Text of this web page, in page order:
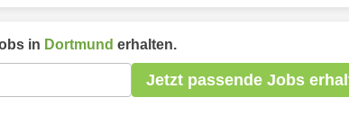
in Dortmund erhalten.
Jetzt passende Jobs